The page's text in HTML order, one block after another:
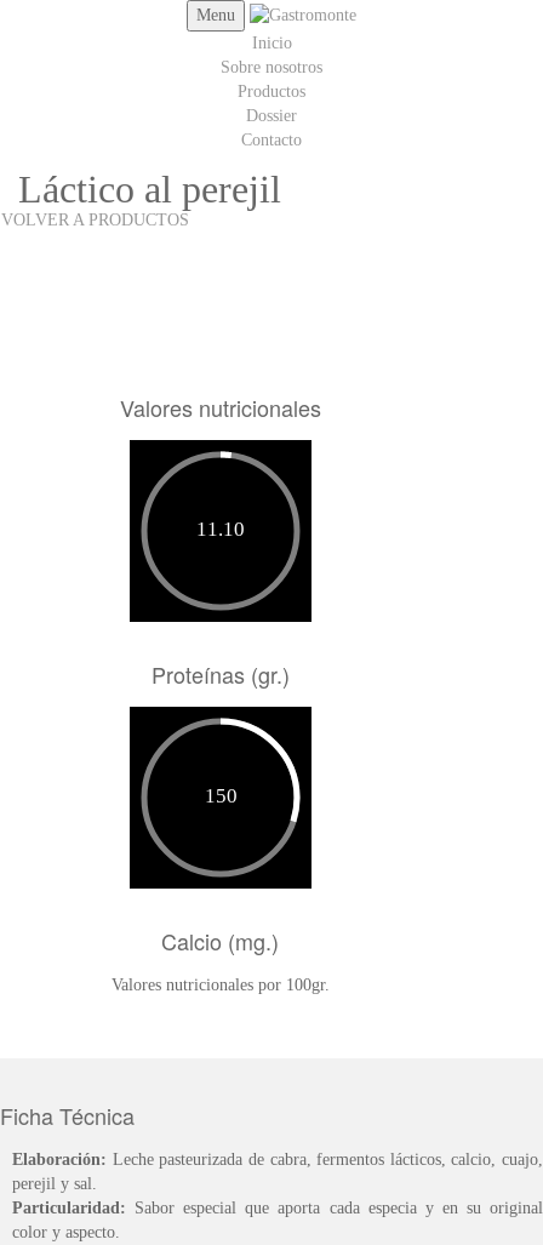
Menu
Inicio
Sobre nosotros
Productos
Dossier
Contacto
Láctico al perejil
VOLVER A PRODUCTOS
Valores nutricionales
Proteínas (gr.)
Calcio (mg.)
Valores nutricionales por 100gr.
Ficha Técnica
Elaboración: Leche pasteurizada de cabra, fermentos lácticos, calcio, cuajo,
perejil y sal.
Particularidad: Sabor especial que aporta cada especia y en su original
color y aspecto.